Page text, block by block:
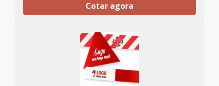
Cotar agora